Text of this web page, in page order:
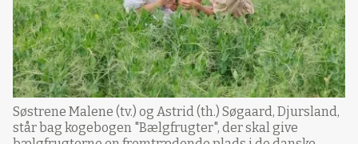
Søstrene Malene (tv.) og Astrid (th.) Søgaard, Djursland,
står bag kogebogen "Bælgfrugter", der skal give